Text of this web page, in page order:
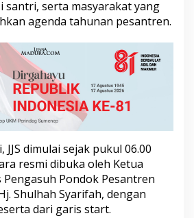
santri, serta masyarakat yang
agenda tahunan pesantren.
JJS dimulai sejak pukul 06.00
resmi dibuka oleh Ketua
Pengasuh Pondok Pesantren
Shulhah Syarifah, dengan
dari garis start.